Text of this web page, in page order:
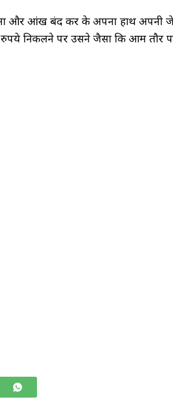
और आंख बंद कर के अपना हाथ अपनी
निकलने पर उसने जैसा कि आम तौर